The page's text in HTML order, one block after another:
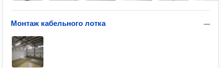
—
Монтаж кабельного лотка